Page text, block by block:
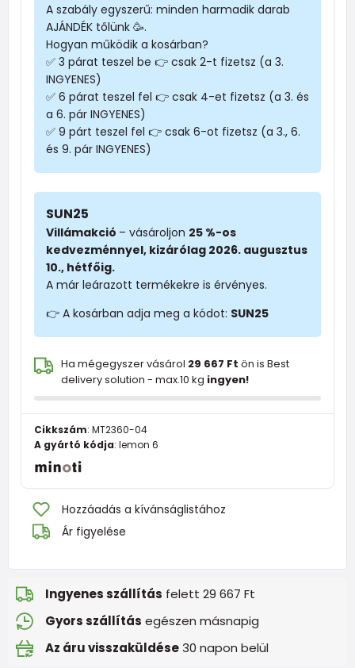
A szabály egyszerű: minden harmadik darab
AJÁNDÉK tőlünk 🥳.
Hogyan működik a kosárban?
✅ 3 párat teszel be 👉 csak 2-t fizetsz (a 3.
INGYENES)
✅ 6 párat teszel fel 👉 csak 4-et fizetsz (a 3. és
a 6. pár INGYENES)
✅ 9 párt teszel fel 👉 csak 6-ot fizetsz (a 3., 6.
és 9. pár INGYENES)
SUN25
Villámakció – vásároljon 25 %-os
kedvezménnyel, kizárólag 2026. augusztus
10., hétfőig.
A már leárazott termékekre is érvényes.
👉 A kosárban adja meg a kódot: SUN25
Ha mégegyszer vásárol 29 667 Ft ön is Best
delivery solution - max.10 kg ingyen!
Cikkszám: MT2360-04
A gyártó kódja: lemon 6
Hozzáadás a kívánságlistához
Ár figyelése
Ingyenes szállítás felett 29 667 Ft
Gyors szállítás egészen másnapig
Az áru visszaküldése30 napon belül